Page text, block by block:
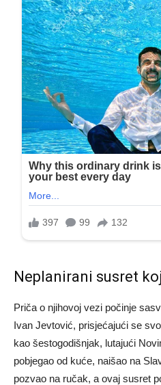
Neplanirani susret
Priča o njihovoj vezi počinje
Ivan Jevtović, prisjećajući se
kao šestogodišnjak, lutajući
pobjegao od kuće, naišao na
pozvao na ručak, a ovaj susret